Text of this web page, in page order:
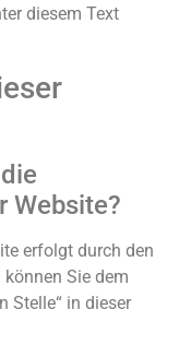
diesem Text
Website?
erfolgt durch den
Sie dem
Stelle“ in dieser